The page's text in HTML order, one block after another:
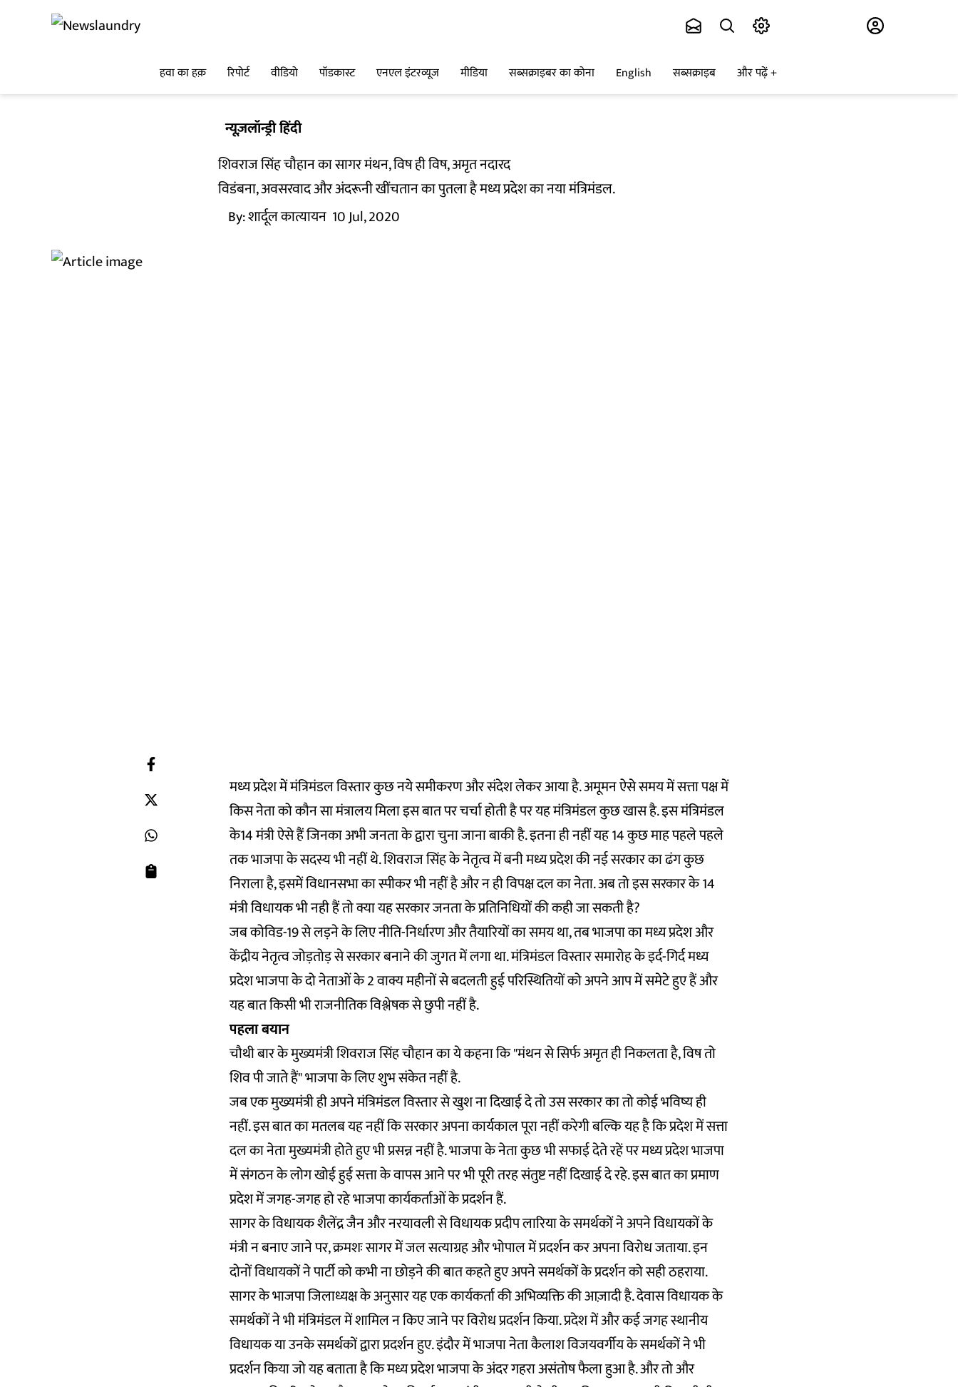
हवा का हक़ रिपोर्ट वीडियो पॉडकास्ट एनएल इंटरव्यूज मीडिया सब्सक्राइबर का कोना English सब्सक्राइब और पढ़ें
न्यूज़लॉन्ड्री हिंदी
शिवराज सिंह चौहान का सागर मंथन, विष ही विष, अमृत नदारद
विडंबना, अवसरवाद और अंदरूनी खींचतान का पुतला है मध्य प्रदेश का नया मंत्रिमंडल.
By:शार्दूल कात्यायन 10 Jul, 2020
मध्य प्रदेश में मंत्रिमंडल विस्तार कुछ नये समीकरण और संदेश लेकर आया है. अमूमन ऐसे समय में सत्ता पक्ष में
किस नेता को कौन सा मंत्रालय मिला इस बात पर चर्चा होती है पर यह मंत्रिमंडल कुछ खास है. इस मंत्रिमंडल
के14 मंत्री ऐसे हैं जिनका अभी जनता के द्वारा चुना जाना बाकी है. इतना ही नहीं यह 14 कुछ माह पहले पहले
तक भाजपा के सदस्य भी नहीं थे. शिवराज सिंह के नेतृत्व में बनी मध्य प्रदेश की नई सरकार का ढंग कुछ
निराला है, इसमें विधानसभा का स्पीकर भी नहीं है और न ही विपक्ष दल का नेता. अब तो इस सरकार के 14
मंत्री विधायक भी नही हैं तो क्या यह सरकार जनता के प्रतिनिधियों की कही जा सकती है?
जब कोविड-19 से लड़ने के लिए नीति-निर्धारण और तैयारियों का समय था, तब भाजपा का मध्य प्रदेश और
केंद्रीय नेतृत्व जोड़तोड़ से सरकार बनाने की जुगत में लगा था. मंत्रिमंडल विस्तार समारोह के इर्द-गिर्द मध्य
प्रदेश भाजपा के दो नेताओं के 2 वाक्य महीनों से बदलती हुई परिस्थितियों को अपने आप में समेटे हुए हैं और
यह बात किसी भी राजनीतिक विश्लेषक से छुपी नहीं है.
पहला बयान
चौथी बार के मुख्यमंत्री शिवराज सिंह चौहान का ये कहना कि "मंथन से सिर्फ अमृत ही निकलता है, विष तो
शिव पी जाते हैं" भाजपा के लिए शुभ संकेत नहीं है.
जब एक मुख्यमंत्री ही अपने मंत्रिमंडल विस्तार से खुश ना दिखाई दे तो उस सरकार का तो कोई भविष्य ही
नहीं. इस बात का मतलब यह नहीं कि सरकार अपना कार्यकाल पूरा नहीं करेगी बल्कि यह है कि प्रदेश में सत्ता
दल का नेता मुख्यमंत्री होते हुए भी प्रसन्न नहीं है. भाजपा के नेता कुछ भी सफाई देते रहें पर मध्य प्रदेश भाजपा
में संगठन के लोग खोई हुई सत्ता के वापस आने पर भी पूरी तरह संतुष्ट नहीं दिखाई दे रहे. इस बात का प्रमाण
प्रदेश में जगह-जगह हो रहे भाजपा कार्यकर्ताओं के प्रदर्शन हैं.
सागर के विधायक शैलेंद्र जैन और नरयावली से विधायक प्रदीप लारिया के समर्थकों ने अपने विधायकों के
मंत्री न बनाए जाने पर, क्रमशः सागर में जल सत्याग्रह और भोपाल में प्रदर्शन कर अपना विरोध जताया. इन
दोनों विधायकों ने पार्टी को कभी ना छोड़ने की बात कहते हुए अपने समर्थकों के प्रदर्शन को सही ठहराया.
सागर के भाजपा जिलाध्यक्ष के अनुसार यह एक कार्यकर्ता की अभिव्यक्ति की आज़ादी है. देवास विधायक के
समर्थकों ने भी मंत्रिमंडल में शामिल न किए जाने पर विरोध प्रदर्शन किया. प्रदेश में और कई जगह स्थानीय
विधायक या उनके समर्थकों द्वारा प्रदर्शन हुए. इंदौर में भाजपा नेता कैलाश विजयवर्गीय के समर्थकों ने भी
प्रदर्शन किया जो यह बताता है कि मध्य प्रदेश भाजपा के अंदर गहरा असंतोष फैला हुआ है. और तो और